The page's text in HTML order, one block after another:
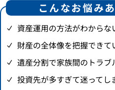
こんなお悩み
資産運用の方法がわからな
財産の全体像を把握できて
遺産分割で家族間のトラブ
投資先が多すぎて迷ってし